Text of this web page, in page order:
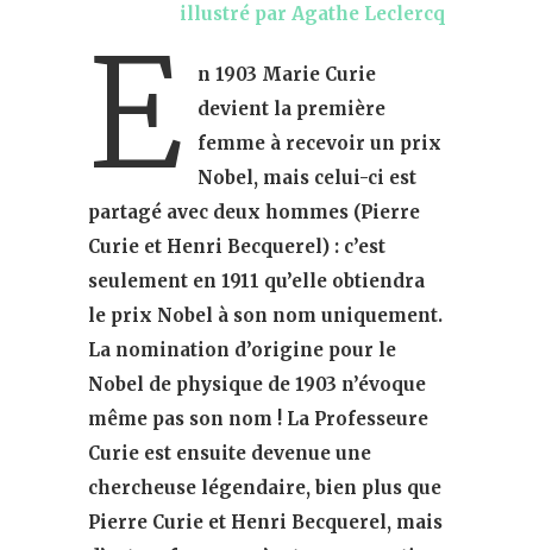
illustré par Agathe Leclercq
E
n 1903 Marie Curie
devient la première
femme à recevoir un prix
Nobel, mais celui-ci est
partagé avec deux hommes (Pierre
Curie et Henri Becquerel) : c’est
seulement en 1911 qu’elle obtiendra
le prix Nobel à son nom uniquement.
La nomination d’origine pour le
Nobel de physique de 1903 n’évoque
même pas son nom ! La Professeure
Curie est ensuite devenue une
chercheuse légendaire, bien plus que
Pierre Curie et Henri Becquerel, mais